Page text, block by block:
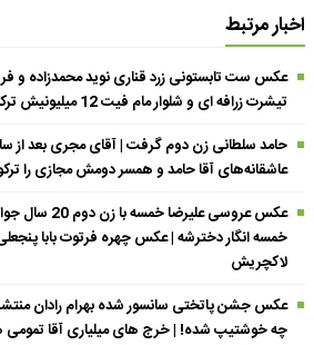
اخبار مرتبط
عکس ست تابستونی زرد قناری نوید محمدزاده و
تیشرت زرافه ای و شلوار مام فیت 12 میلیونیش ترکوند
حامد سلطانی زن دوم گرفت | آقای مجری بعد از
عاشقانه‌های آقا حامد و همسر دومش مجازی را
عکس عروسی
خمسه انگار دخترشه | عکس چهره فرتوت بابا
لاکچریش
عکس جشن پاتختی سانسور شده بهرام رادان
چه خوشتیپ شده! | خرج های میلیاری آقا تمومی